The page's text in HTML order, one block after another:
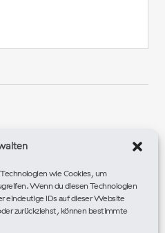
wie Cookies, um
Wenn du diesen Technologien
eindeutige IDs auf dieser Website
zurückziehst, können bestimmte